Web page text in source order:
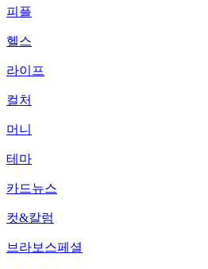
피플
헬스
라이프
컬처
머니
테마
카드뉴스
컷&칼럼
브라보스페셜